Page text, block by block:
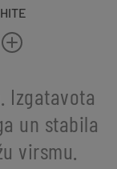
Izgatavota
un stabila
virsmu.